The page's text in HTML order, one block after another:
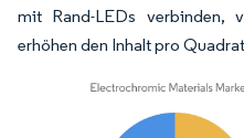
mit Rand-LEDs verbinden,
erhöhen den Inhalt pro